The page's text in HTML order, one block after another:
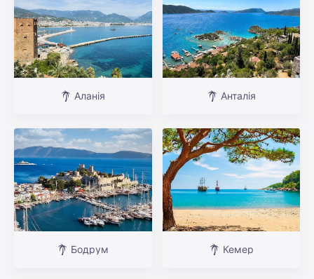
Аланія Анталія
Бодрум Кемер